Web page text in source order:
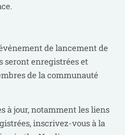
de lancement de
seront enregistrées et
de la communauté
à jour, notamment les liens
inscrivez-vous à la